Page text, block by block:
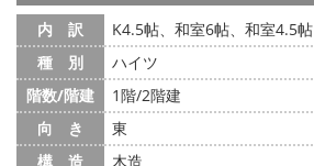
内 訳
K4.5帖、和室6帖、和室4.5帖
種 別
ハイツ
階数/階建
1階/2階建
向 き
東
構 造
木造